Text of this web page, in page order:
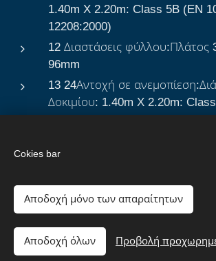
1.40m X 2.20m: Class 5B (EN
12208:2000)
12 Διαστάσεις φύλλου:Πλάτος
96mm
13 24Αντοχή σε
Δοκιμίου: 1.40m X 2.20m:
12211:2000 / EN 12210:2000)
Cookies
Cokies bar
Αποδοχή μόνο των απαραίτητων
Αποδοχή όλων Προβολή